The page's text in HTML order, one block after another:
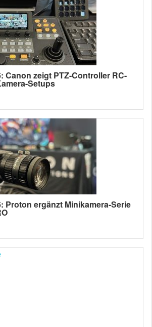
Canon zeigt PTZ-Controller RC-
Setups
Proton ergänzt Minikamera-Serie